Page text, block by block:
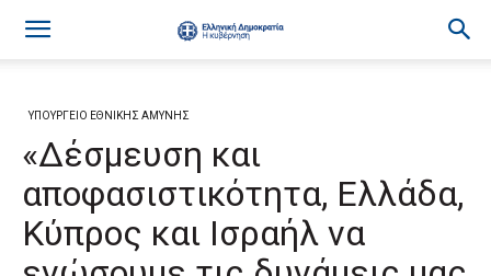
ΥΠΟΥΡΓΕΙΟ ΕΘΝΙΚΗΣ ΑΜΥΝΗΣ
«Δέσμευση και
αποφασιστικότητα, Ελλάδα,
Κύπρος και Ισραήλ να